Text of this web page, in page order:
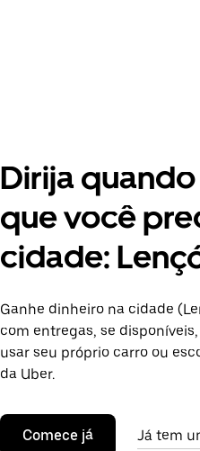
Dirija
que você
cidade:
Ganhe dinheiro na cidade
com entregas, se
usar seu próprio carro ou
da Uber.
Comece já Já tem